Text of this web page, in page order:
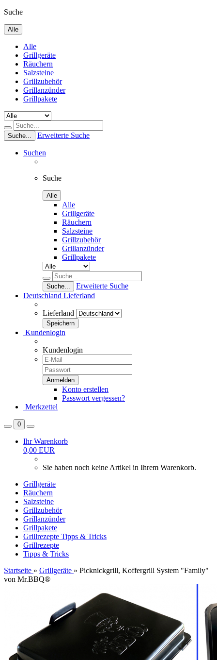
Suche
Alle
Alle
Grillgeräte
Räuchern
Salzsteine
Grillzubehör
Grillanzünder
Grillpakete
Suche... Erweiterte Suche
Suchen
Suche
Alle
Alle
Grillgeräte
Räuchern
Salzsteine
Grillzubehör
Grillanzünder
Grillpakete
Suche...
Erweiterte Suche
Deutschland Lieferland
Lieferland
Kundenlogin
Kundenlogin
Konto erstellen
Passwort vergessen?
Merkzettel
0
Ihr Warenkorb
0,00 EUR
Sie haben noch keine Artikel in Ihrem Warenkorb.
Grillgeräte
Räuchern
Salzsteine
Grillzubehör
Grillanzünder
Grillpakete
Grillrezepte Tipps & Tricks
Grillrezepte
Tipps & Tricks
Startseite » Grillgeräte » Picknickgrill, Koffergrill System "Family"
von Mr.BBQ®